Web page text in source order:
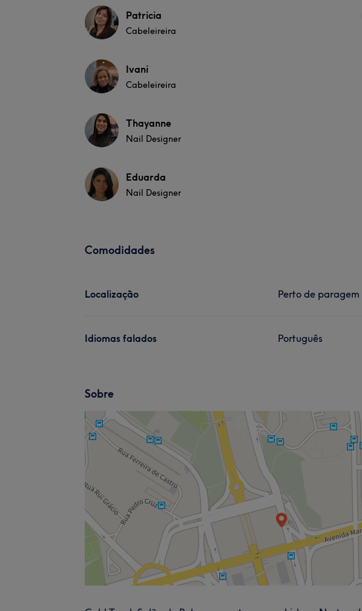
Patricia
Cabeleireira
Ivani
Cabeleireira
Thayanne
Nail Designer
Eduarda
Nail Designer
Comodidades
Localização Perto de
Idiomas falados Português
Sobre